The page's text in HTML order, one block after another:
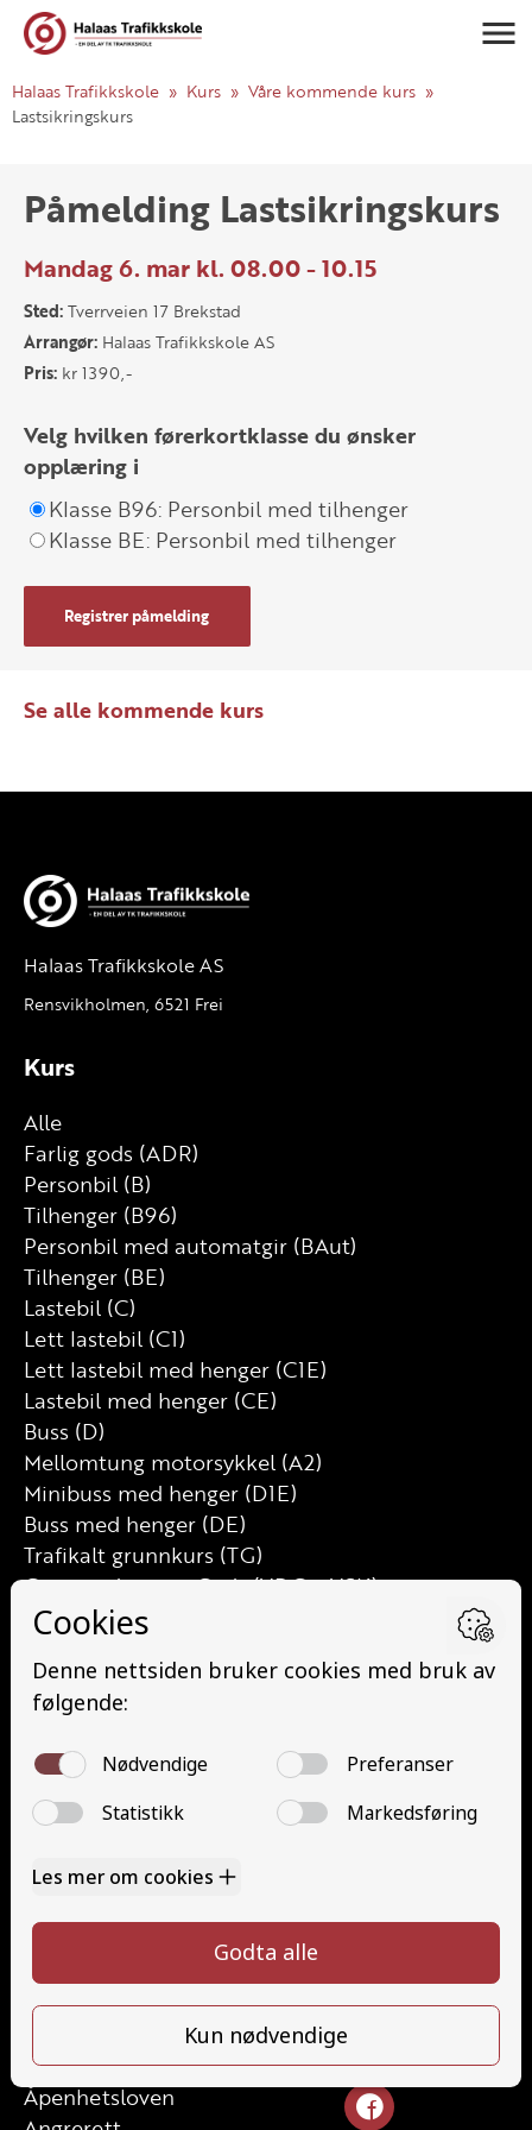
Halaas Trafikkskole Kurs
Våre kommende kurs
Lastsikringskurs
Påmelding Lastsikringskurs
Mandag 6. mar kl. 08.00 - 10.15
Sted:Tverrveien 17 Brekstad
Arrangør: Halaas Trafikkskole AS
Pris: kr 1390,-
Velg hvilken førerkortklasse du ønsker
opplæring i
Klasse B96: Personbil med tilhenger
Klasse BE: Personbil med tilhenger
Registrer påmelding
Se alle kommende kurs
Halaas Trafikkskole AS
Rensvikholmen, 6521 Frei
Kurs
Alle
Farlig gods (ADR)
Personbil (B)
Tilhenger (B96)
Personbil med automatgir (BAut)
Tilhenger (BE)
Lastebil (C)
Lett lastebil (C1)
Lett lastebil med henger (C1E)
Lastebil med henger (CE)
Buss (D)
Mellomtung motorsykkel (A2)
Minibuss med henger (D1E)
Buss med henger (DE)
Trafikalt grunnkurs (TG)
Grunnutdanning Gods (YDG – YSK)
Grunnutdanning Person (YDP – YSK)
YSK Gods etterutdanning (EYDG)
Nettbasert teorikurs (Teorikurs)
Løfteredskap G11 (Løfteredskap G11)
Lastebilkran (G8) (Lastebilkran (G8))
Motorsykkel (A)
Kontakt
Priser
Elevside
Kontakt oss
Åpenhetsloven
info@halaasts.no
Følg oss